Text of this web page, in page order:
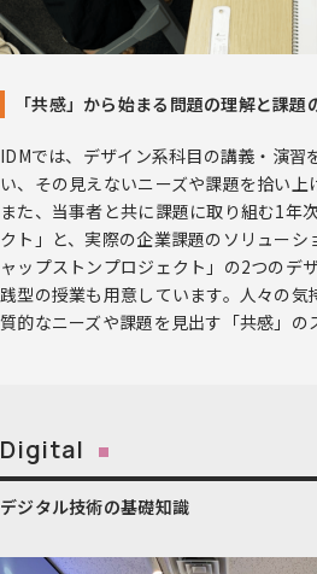
「共感」から始まる問題の理解と課題
IDMでは、デザイン系科目の講義・演習
い、その見えないニーズや課題を拾い上
また、当事者と共に課題に取り組む1年
クト」と、実際の企業課題のソリュー
ャップストンプロジェクト」の2つのデ
践型の授業も用意しています。人々の
質的なニーズや課題を見出す「共感」の
Digital
デジタル技術の基礎知識